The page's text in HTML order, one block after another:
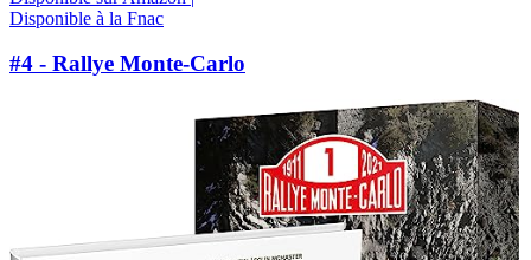
Disponible à la Fnac
#4 - Rallye Monte-Carlo